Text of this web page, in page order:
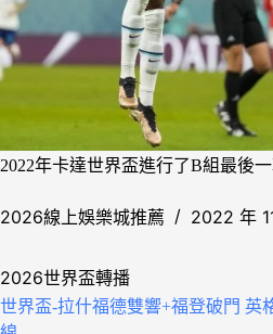
2022年卡達世界盃進行了B組最後
2026線上娛樂城推薦 2022 年
2026世界盃轉播
世界盃-拉什福德雙響+福登破門 英